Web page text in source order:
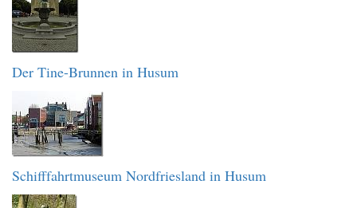
Der Tine-Brunnen in Husum
Schifffahrtmuseum Nordfriesland in Husum